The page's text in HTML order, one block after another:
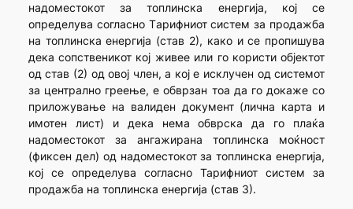
надоместокот за топлинска енергија, кој се
определува согласно Tарифниот систем за продажба
на топлинска енергија (став 2), како и се пропишува
дека сопственикот кој живее или го користи објектот
од став (2) од овој член, а кој е исклучен од системот
за централно греење, е обврзан тоа да го докаже со
приложување на валиден документ (лична карта и
имотен лист) и дека нема обврска да го плаќа
надоместокот за ангажирана топлинска моќност
(фиксен дел) од надоместокот за топлинска енергија,
кој се определува согласно Тарифниот систем за
продажба на топлинска енергија (став 3).